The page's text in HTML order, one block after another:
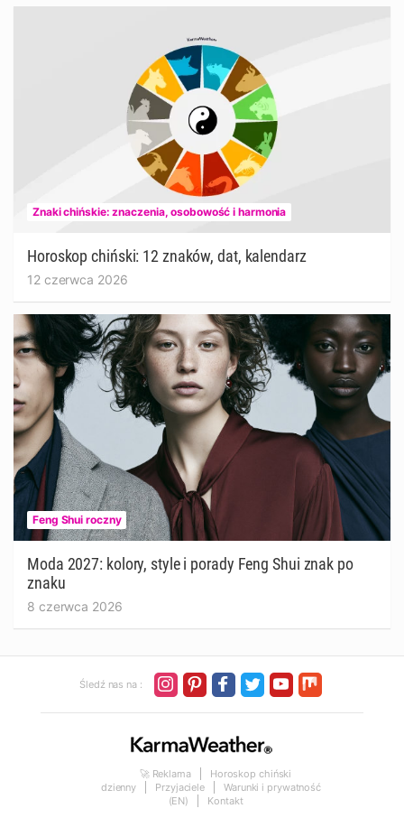
Znaki chińskie: znaczenia, osobowość i harmonia
Horoskop chiński: 12 znaków, dat, kalendarz
12 czerwca 2026
Feng Shui roczny
Moda 2027: kolory, style i porady Feng Shui znak po
znaku
8 czerwca 2026
Śledź nas na :
🚀 Reklama
Horoskop chiński
dzienny
Przyjaciele
Warunki i prywatność
(EN)
Kontakt